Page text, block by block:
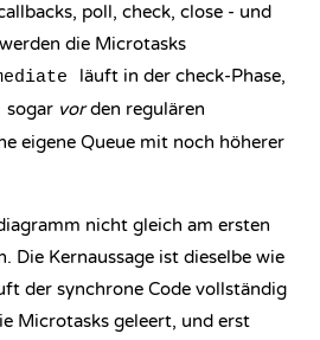
poll, check, close - und
die Microtasks
läuft in der check-Phase,
sogar vorden regulären
eigene Queue mit noch höherer
nicht gleich am ersten
Die Kernaussage ist dieselbe wie
der synchrone Code vollständig
Microtasks geleert, und erst